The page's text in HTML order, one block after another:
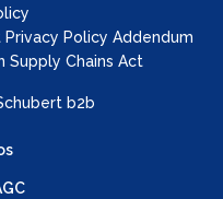
Policy Addendum
Supply Chains Act
b2b